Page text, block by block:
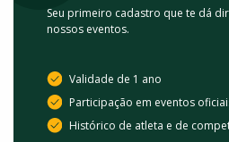
Seu primeiro cadastro que te dá
nossos eventos.
Validade de 1 ano
Participação em eventos
Histórico de atleta e de